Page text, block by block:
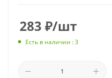
283 ₽/шт
Есть в наличии : 3